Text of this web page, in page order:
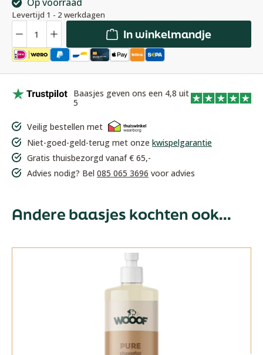
Levertijd 1 - 2 werkdagen
In winkelmandje
Baasjes geven ons een 4,8 uit
5
Veilig bestellen met
Niet-goed-geld-terug met onze kwispelgarantie
Gratis thuisbezorgd vanaf € 65,-
Advies nodig? Bel 085 065 3696 voor advies
Andere baasjes kochten ook...